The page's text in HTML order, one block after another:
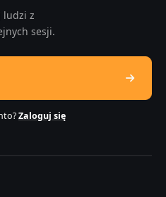
ludzi z
sesji.
Zaloguj się